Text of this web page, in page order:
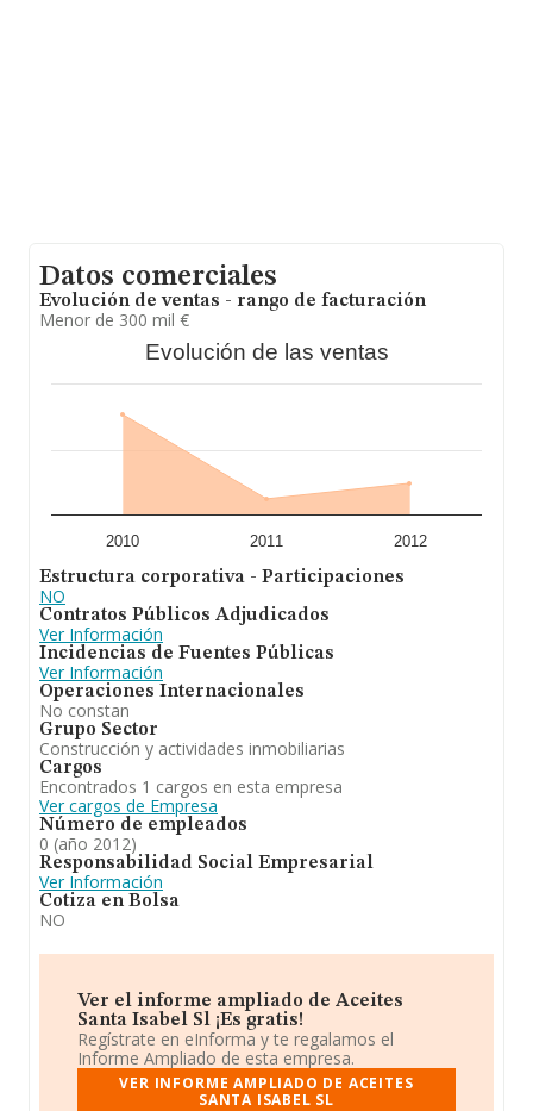
Datos comerciales
Evolución de ventas - rango de facturación
Menor de 300 mil €
Evolución de las ventas
2010 2011 2012
Estructura corporativa - Participaciones
NO
Contratos Públicos Adjudicados
Ver Información
Incidencias de Fuentes Públicas
Ver Información
Operaciones Internacionales
No constan
Grupo Sector
Construcción y actividades inmobiliarias
Cargos
Encontrados 1 cargos en esta empresa
Ver cargos de Empresa
Número de empleados
0 (año 2012)
Responsabilidad Social Empresarial
Ver Información
Cotiza en Bolsa
NO
Ver el informe ampliado de Aceites
Santa Isabel Sl ¡Es gratis!
Regístrate en eInforma y te regalamos el
Informe Ampliado de esta empresa.
VER INFORME AMPLIADO DE ACEITES
SANTA ISABEL SL